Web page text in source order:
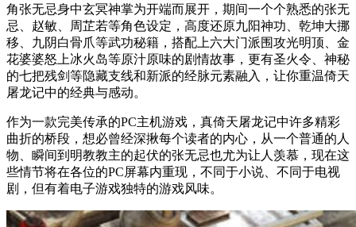
角张无忌身中玄冥神掌为开端而展开，期间一个个熟悉的张无
忌、赵敏、周芷若等角色设定，高度还原九阳神功、乾坤大挪
移、九阴白骨爪等武功秘籍，搭配上六大门派围攻光明顶、金
花婆婆怒上冰火岛等原汁原味的剧情故事，更有圣火令、神秘
的七把残剑等隐藏支线和新派的经脉元素融入，让你重温倚天
屠龙记中的经典与感动。
作为一款完美传承的PC主机游戏，真倚天屠龙记中许多精彩
曲折的桥段，想必曾经深揪每个读者的内心，从一个普通的人
物、瞬间到明教教主的起伏的张无忌也尤为让人羡慕，现在这
些情节将在各位的PC屏幕内重现，不同于小说、不同于电视
剧，但有着电子游戏独特的游戏风味。